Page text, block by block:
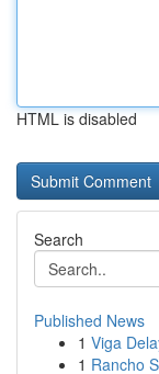
HTML is disabled
Search
Published News
1 Viga
1 Rancho